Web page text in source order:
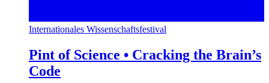
Internationales Wissenschaftsfestival
Pint of Science • Cracking the Brain’s
Code